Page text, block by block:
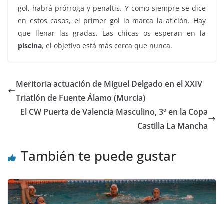
gol, habrá prórroga y penaltis. Y como siempre se dice
en estos casos, el primer gol lo marca la afición. Hay
que llenar las gradas. Las chicas os esperan en la
piscina, el objetivo está más cerca que nunca.
Meritoria actuación de Miguel Delgado en el XXIV
Triatlón de Fuente Álamo (Murcia)
El CW Puerta de Valencia Masculino, 3º en la Copa
Castilla La Mancha
También te puede gustar